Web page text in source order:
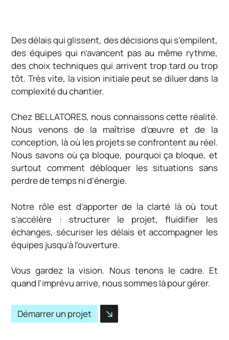
Des délais qui glissent, des décisions qui s’empilent,
des équipes qui n’avancent pas au même rythme,
des choix techniques qui arrivent trop tard ou trop
tôt. Très vite, la vision initiale peut se diluer dans la
complexité du chantier.
Chez BELLATORES, nous connaissons cette réalité.
Nous venons de la maîtrise d’œuvre et de la
conception, là où les projets se confrontent au réel.
Nous savons où ça bloque, pourquoi ça bloque, et
surtout comment débloquer les situations sans
perdre de temps ni d’énergie.
Notre rôle est d’apporter de la clarté là où tout
s’accélère : structurer le projet, fluidifier les
échanges, sécuriser les délais et accompagner les
équipes jusqu’à l’ouverture.
Vous gardez la vision. Nous tenons le cadre. Et
quand l’imprévu arrive, nous sommes là pour gérer.
Démarrer un projet